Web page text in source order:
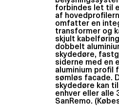
forbindes let til
af
omfatter en
transformer og
skjult
dobbelt
skydedøre,
siderne med en
aluminium profil
sømløs facade.
skydedøre kan
enhver eller alle
SanRemo.